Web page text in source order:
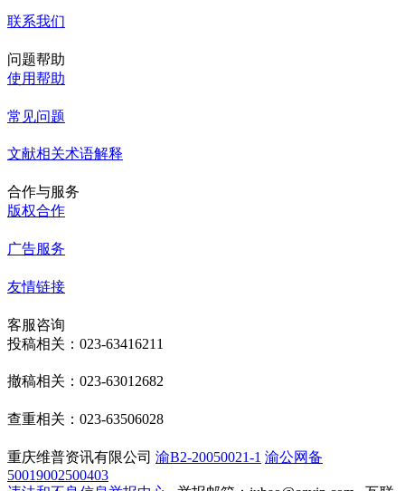
联系我们
问题帮助
使用帮助
常见问题
文献相关术语解释
合作与服务
版权合作
广告服务
友情链接
客服咨询
投稿相关：023-63416211
撤稿相关：023-63012682
查重相关：023-63506028
重庆维普资讯有限公司 渝B2-20050021-1 渝公网备
50019002500403